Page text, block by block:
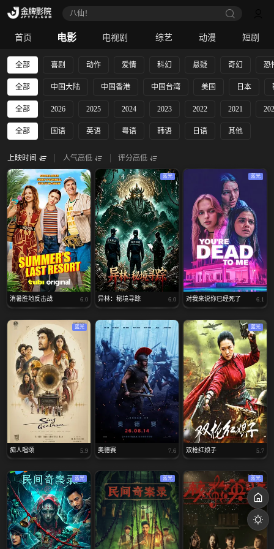
八仙！
首页 电影 电视剧 综艺 动漫 短剧
全部 喜剧 动作 爱情 科幻 悬疑 奇幻 恐
全部 中国大陆 中国香港 中国台湾 美国 日本
全部 2026 2025 2024 2023 2022 2021
全部 国语 英语 粤语 韩语 日语 其他
上映时间 人气高低 评分高低
消暑胜地反击战 6.0
蓝光
异林：秘境寻踪 6.0
蓝光
对我来说你已经死了 6.1
蓝光
痴人唱颂 5.9 奥德赛 7.6
蓝光
双枪红娘子 5.7
蓝光 蓝光 蓝光